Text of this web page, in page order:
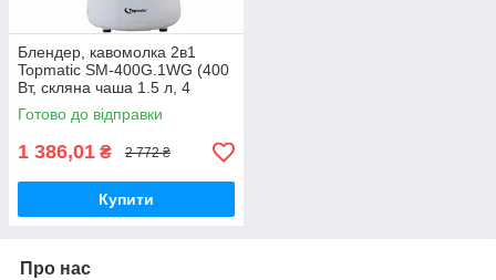
Блендер, кавомолка 2в1
Topmatic SM-400G.1WG (400
Вт, скляна чаша 1.5 л, 4
швидкості, імтульс режим)
Готово до відправки
1 386,01 ₴ 2 772 ₴
Купити
Про нас